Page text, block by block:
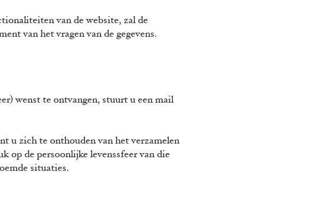
van de website, zal de
van het vragen van de gegevens.
wenst te ontvangen, stuurt u een mail
u zich te onthouden van het verzamelen
op de persoonlijke levenssfeer van die
situaties.